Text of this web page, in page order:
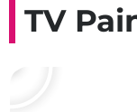
TV